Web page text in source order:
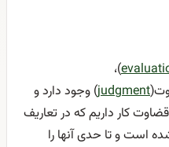
)،
judgment) وجود دارد و
کار داریم که در تعاریف
است و تا حدی آنها را